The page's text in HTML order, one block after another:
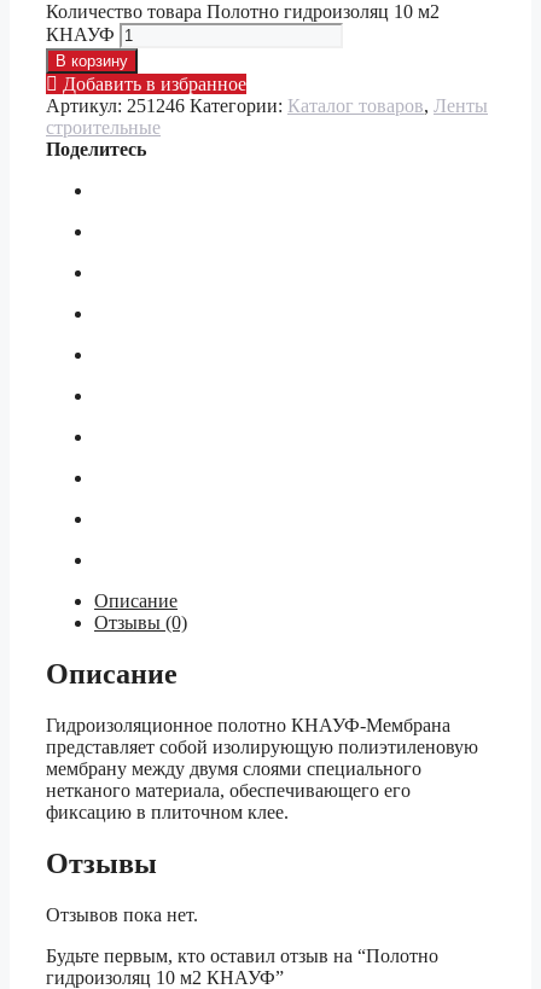
Количество товара Полотно гидроизоляц 10 м2
КНАУФ
В корзину
Добавить в избранное
Артикул: 251246 Категории: Каталог товаров, Ленты
строительные
Поделитесь
Описание
Отзывы (0)
Описание
Гидроизоляционное полотно КНАУФ-Мембрана
представляет собой изолирующую полиэтиленовую
мембрану между двумя слоями специального
нетканого материала, обеспечивающего его
фиксацию в плиточном клее.
Отзывы
Отзывов пока нет.
Будьте первым, кто оставил отзыв на “Полотно
гидроизоляц 10 м2 КНАУФ”